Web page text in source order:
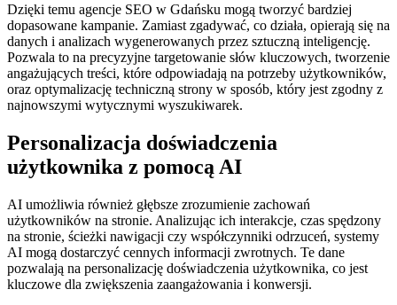
Dzięki temu agencje SEO w Gdańsku mogą tworzyć bardziej
dopasowane kampanie. Zamiast zgadywać, co działa, opierają się na
danych i analizach wygenerowanych przez sztuczną inteligencję.
Pozwala to na precyzyjne targetowanie słów kluczowych, tworzenie
angażujących treści, które odpowiadają na potrzeby użytkowników,
oraz optymalizację techniczną strony w sposób, który jest zgodny z
najnowszymi wytycznymi wyszukiwarek.
Personalizacja doświadczenia
użytkownika z pomocą AI
AI umożliwia również głębsze zrozumienie zachowań
użytkowników na stronie. Analizując ich interakcje, czas spędzony
na stronie, ścieżki nawigacji czy współczynniki odrzuceń, systemy
AI mogą dostarczyć cennych informacji zwrotnych. Te dane
pozwalają na personalizację doświadczenia użytkownika, co jest
kluczowe dla zwiększenia zaangażowania i konwersji.